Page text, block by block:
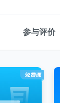
参与评价